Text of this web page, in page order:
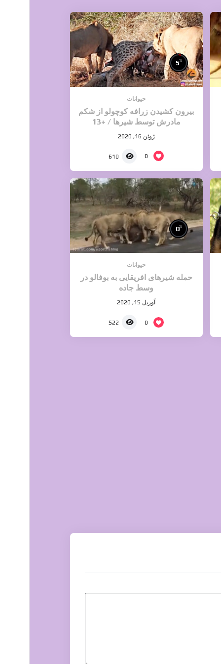
5%
حیوانات
بیرون کشیدن زرافه کوچولو از شکم
مادرش توسط شیرها / +13
ژوئن 16, 2020
0
610
0%
حیوانات
حمله شیرهای افریقایی به بوفالو در
وسط جاده
آوریل 15, 2020
0
522